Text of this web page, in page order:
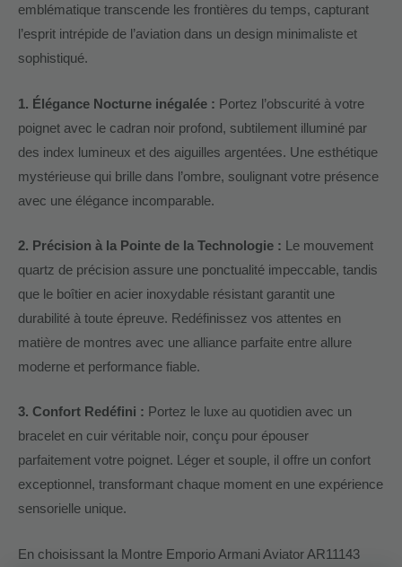
emblématique transcende les frontières du temps, capturant
l’esprit intrépide de l’aviation dans un design minimaliste et
sophistiqué.
1. Élégance Nocturne inégalée : Portez l’obscurité à votre
poignet avec le cadran noir profond, subtilement illuminé par
des index lumineux et des aiguilles argentées. Une esthétique
mystérieuse qui brille dans l’ombre, soulignant votre présence
avec une élégance incomparable.
2. Précision à la Pointe de la Technologie : Le mouvement
quartz de précision assure une ponctualité impeccable, tandis
que le boîtier en acier inoxydable résistant garantit une
durabilité à toute épreuve. Redéfinissez vos attentes en
matière de montres avec une alliance parfaite entre allure
moderne et performance fiable.
3. Confort Redéfini : Portez le luxe au quotidien avec un
bracelet en cuir véritable noir, conçu pour épouser
parfaitement votre poignet. Léger et souple, il offre un confort
exceptionnel, transformant chaque moment en une expérience
sensorielle unique.
En choisissant la Montre Emporio Armani Aviator AR11143